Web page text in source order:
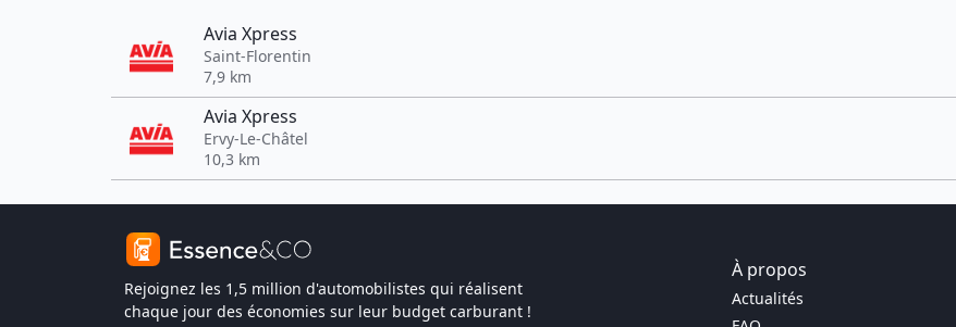
Avia Xpress
Saint-Florentin
7,9 km
Avia Xpress
Ervy-Le-Châtel
10,3 km
Rejoignez les 1,5 million d'automobilistes qui réalisent
chaque jour des économies sur leur budget carburant !
À propos
Actualités